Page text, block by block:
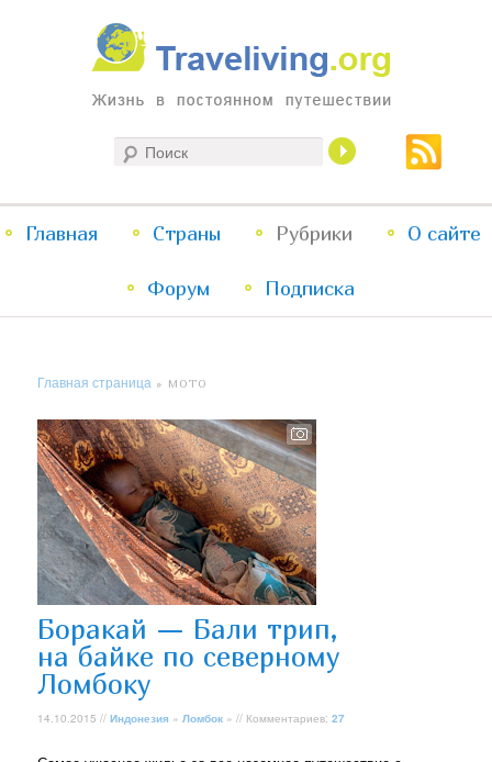
Traveliving
Жизнь в постоянном путешествии
меню
Перейти
к
Перейти
к
Главная Страны Рубрики О сайте
Форум Подписка
Главная страница » МОТО
Боракай — Бали трип,
на байке по северному
Ломбоку
14.10.2015 //Индонезия »Ломбок » // Комментариев:27